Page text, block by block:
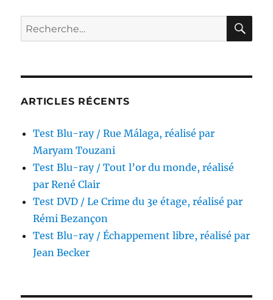
Le
du
Warren
Recherche
pour :
ARTICLES RÉCENTS
Test Blu-ray / Rue Málaga, réalisé par
Maryam Touzani
Test Blu-ray / Tout l’or du monde, réalisé
par René Clair
Test DVD / Le Crime du 3e étage, réalisé par
Rémi Bezançon
Test Blu-ray / Échappement libre, réalisé par
Jean Becker